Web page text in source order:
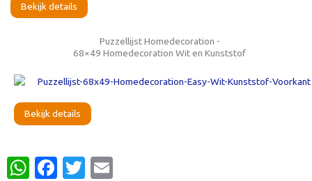
Bekijk details
Puzzellijst Homedecoration -
68×49 Homedecoration Wit en Kunststof
Bekijk details
W
Fa T